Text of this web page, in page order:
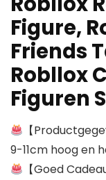
Figure,
Friends
Robllox
Figuren
【
9-11cm hoog en
【Goed